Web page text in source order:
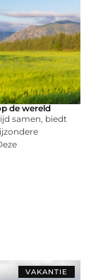
de wereld
samen, biedt
VAKANTIE